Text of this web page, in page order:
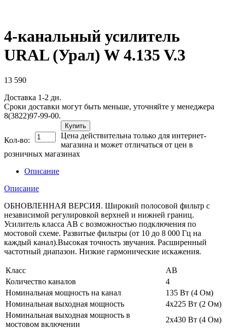
4-канальный усилитель
URAL (Урал) W 4.135 V.3
13 590
Доставка 1-2 дн.
Сроки доставки могут быть меньше, уточняйте у менеджера
8(3822)97-99-00.
Кол-во:
Купить
Цена действительна только для интернет-
магазина и может отличаться от цен в
розничных магазинах
Описание
Описание
ОБНОВЛЕННАЯ ВЕРСИЯ. Широкий полосовой фильтр с
независимой регулировкой верхней и нижней границ.
Усилитель класса AB с возможностью подключения по
мостовой схеме. Развитые фильтры (от 10 до 8 000 Гц на
каждый канал).Высокая точность звучания. Расширенный
частотный диапазон. Низкие гармонические искажения.
Класс
AB
Количество каналов
4
Номинальная мощность на канал
135 Вт (4 Ом)
Номинальная выходная мощность
4х225 Вт (2 Ом)
Номинальная выходная мощность в
мостовом включении
2х430 Вт (4 Ом)